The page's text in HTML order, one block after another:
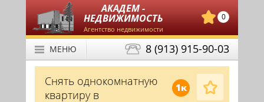
АКАДЕМ -
НЕДВИЖИМОСТЬ
Агентство недвижимости
0
8 (913) 915-90-03
МЕНЮ
1к
Снять однокомнатную
квартиру в